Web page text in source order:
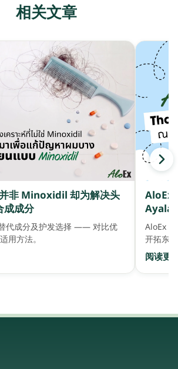
相关文章
非 Minoxidil 却为解决头
成成分
代成分及护发选择 —— 对比优
用方法。
AloEx
Ayala
AloEx
开拓东
阅读更